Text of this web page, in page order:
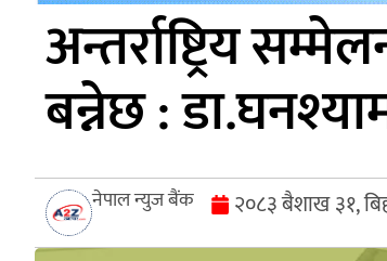
अन्तर्राष्ट्रिय
बन्नेछ :
नेपाल न्युज बैंक २०८३ बैशाख ३१,